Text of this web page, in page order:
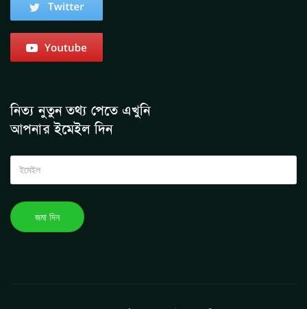
নিত্য নুতুন তথ্য পেতে এখুনি
আপনার ইমেইল দিন